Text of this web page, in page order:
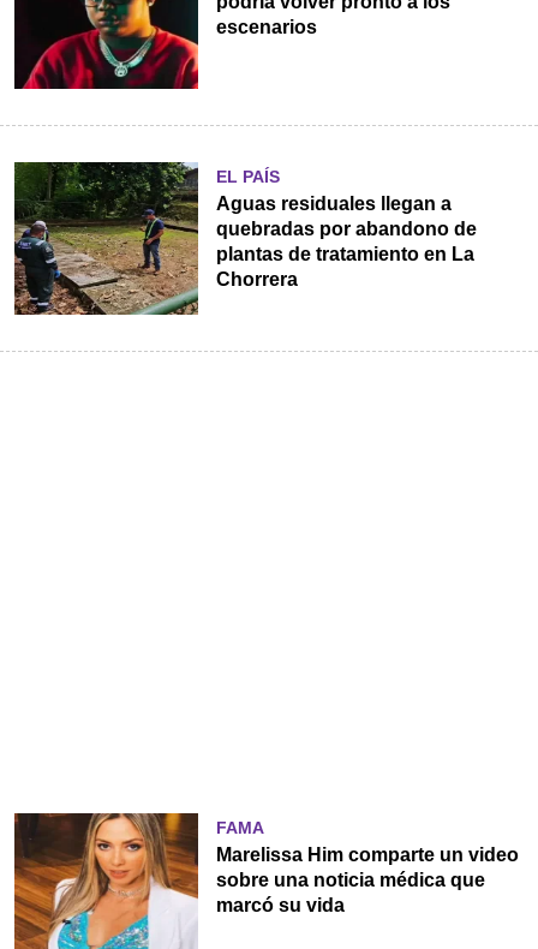
escenarios
EL PAÍS
Aguas residuales llegan a
quebradas por abandono de
plantas de tratamiento en La
Chorrera
FAMA
Marelissa Him comparte un video
sobre una noticia médica que
marcó su vida